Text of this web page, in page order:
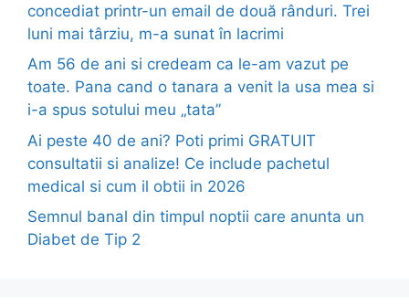
concediat printr-un email de două rânduri. Trei
luni mai târziu, m-a sunat în lacrimi
Am 56 de ani si credeam ca le-am vazut pe
toate. Pana cand o tanara a venit la usa mea si
i-a spus sotului meu „tata”
Ai peste 40 de ani? Poti primi GRATUIT
consultatii si analize! Ce include pachetul
medical si cum il obtii in 2026
Semnul banal din timpul noptii care anunta un
Diabet de Tip 2